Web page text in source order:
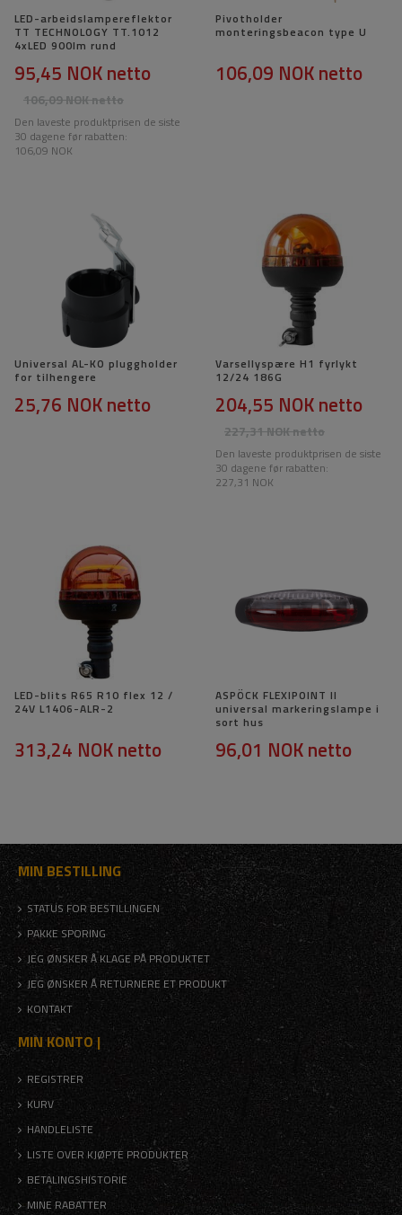
LED-arbeidslampereflektor
TT TECHNOLOGY TT.1012
4xLED 900lm rund
106,09 NOKnetto
95,45 NOKnetto
Den laveste produktprisen de siste
30 dagene før rabatten:
106,09 NOK
Pivotholder
monteringsbeacon type U
106,09 NOKnetto
Universal AL-KO pluggholder
for tilhengere
25,76 NOKnetto
Varsellyspære H1 fyrlykt
12/24 186G
227,31 NOKnetto
204,55 NOKnetto
Den laveste produktprisen de siste
30 dagene før rabatten:
227,31 NOK
LED-blits R65 R10 flex 12 /
24V L1406-ALR-2
313,24 NOKnetto
ASPÖCK FLEXIPOINT II
universal markeringslampe i
sort hus
96,01 NOKnetto
MIN BESTILLING
STATUS FOR BESTILLINGEN
PAKKE SPORING
JEG ØNSKER Å KLAGE PÅ PRODUKTET
JEG ØNSKER Å RETURNERE ET PRODUKT
KONTAKT
MIN KONTO |
REGISTRER
KURV
HANDLELISTE
LISTE OVER KJØPTE PRODUKTER
BETALINGSHISTORIE
MINE RABATTER